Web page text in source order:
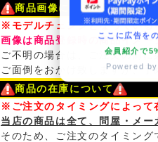
商品画像について
※モデルチェンジとなっている
画像は商品登録時の商品イメー
ご不明の場合は、ご注文の前に
ご面倒をおかけ致しますが、予
商品の在庫について
※ご注文のタイミングによって
当店の商品は全て、問屋・メー
そのため、ご注文のタイミング
ここに広告を
会員紹介で
Powered